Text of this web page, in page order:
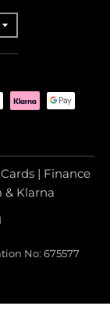
| Finance
Klarna
No: 675577